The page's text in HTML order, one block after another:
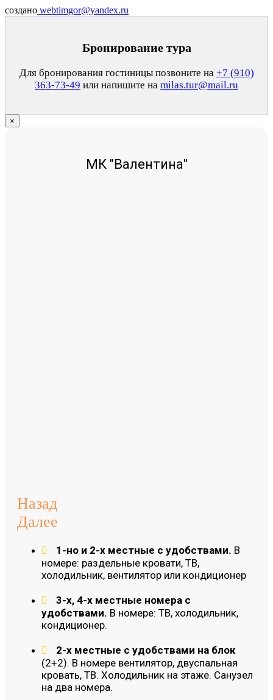
создано webtimgor@yandex.ru
Бронирование тура
Для бронирования гостиницы позвоните на +7 (910)
363-73-49 или напишите на milas.tur@mail.ru
×
МК "Валентина"
Назад
Далее
1-но и 2-х местные с удобствами. В
номере: раздельные кровати, ТВ,
холодильник, вентилятор или кондиционер
3-х, 4-х местные номера с
удобствами. В номере: ТВ, холодильник,
кондиционер.
2-х местные с удобствами на блок
(2+2). В номере вентилятор, двуспальная
кровать, ТВ. Холодильник на этаже. Санузел
на два номера.